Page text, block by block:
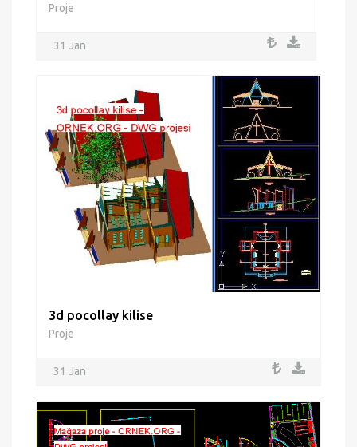
Proje
31 Jan
3d pocollay kilise
Proje
31 Jan